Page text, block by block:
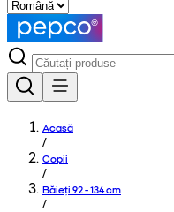
Acasă
/
Copii
/
Băieți 92 - 134 cm
/